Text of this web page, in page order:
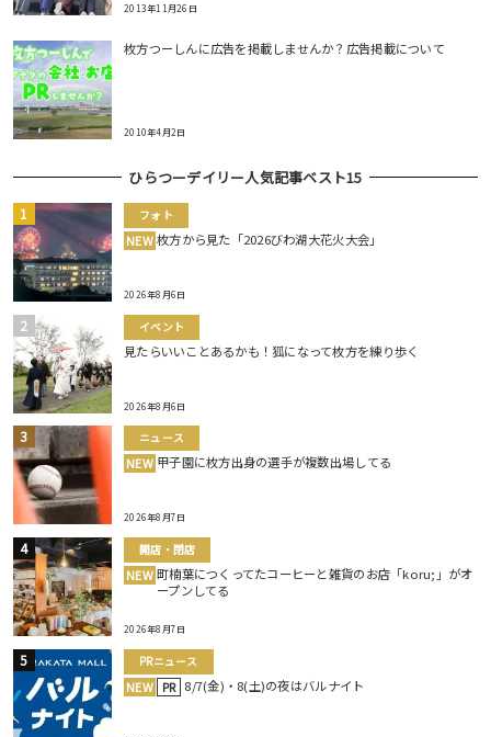
2013年11月26日
枚方つーしんに広告を掲載しませんか？広告掲載について
2010年4月2日
ひらつーデイリー人気記事ベスト15
フォト
NEW 枚方から見た「2026びわ湖大花火大会」
2026年8月6日
イベント
見たらいいことあるかも！狐になって枚方を練り歩く
2026年8月6日
ニュース
NEW 甲子園に枚方出身の選手が複数出場してる
2026年8月7日
開店・閉店
NEW 町楠葉につくってたコーヒーと雑貨のお店「koru;」がオ
ープンしてる
2026年8月7日
PRニュース
NEW PR 8/7(金)・8(土)の夜はバルナイト